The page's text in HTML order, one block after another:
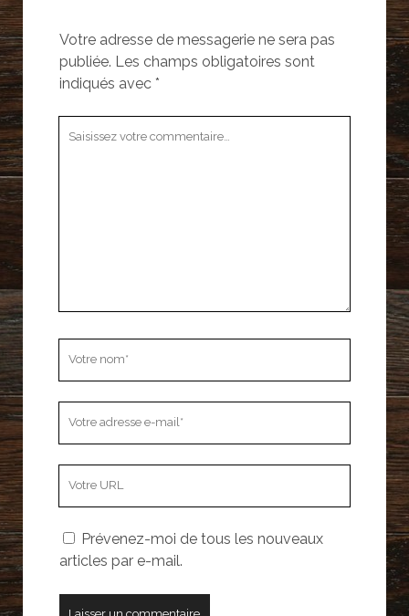
Votre adresse de messagerie ne sera pas
publiée. Les champs obligatoires sont
indiqués avec *
mail
votre
site
Prévenez-moi de tous les nouveaux
articles par e-mail.